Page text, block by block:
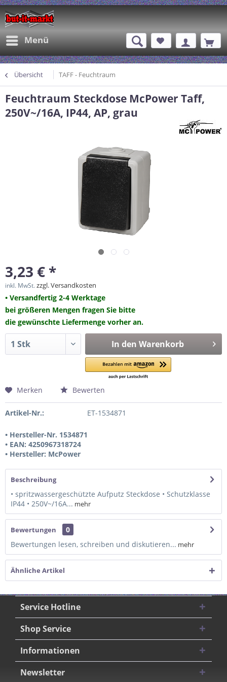
Menü
Übersicht TAFF - Feuchtraum
Feuchtraum Steckdose McPower Taff,
250V~/16A, IP44, AP, grau
3,23 € *
inkl. MwSt.zzgl. Versandkosten
• Versandfertig 2-4 Werktage
bei größeren Mengen fragen Sie bitte
die gewünschte Liefermenge vorher an.
In den Warenkorb
Merken Bewerten
Artikel-Nr.: ET-1534871
• Hersteller-Nr. 1534871
• EAN: 4250967318724
• Hersteller: McPower
Beschreibung
• spritzwassergeschützte Aufputz Steckdose • Schutzklasse
IP44 • 250V~/16A... mehr
Bewertungen
0
Bewertungen lesen, schreiben und diskutieren... mehr
Ähnliche Artikel
Service Hotline
Shop Service
Informationen
Newsletter